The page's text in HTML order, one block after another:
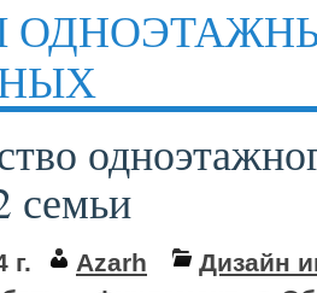
семьи
г. Azarh
Дизайн